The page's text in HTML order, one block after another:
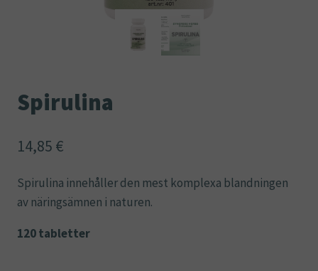
Spirulina
14,85 €
Spirulina innehåller den mest komplexa blandningen
av näringsämnen i naturen.
120 tabletter